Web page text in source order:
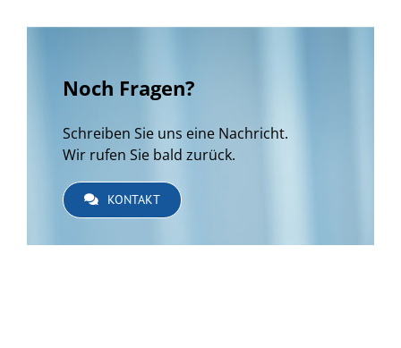
Noch Fragen?
Schreiben Sie uns eine Nachricht.
Wir rufen Sie bald zurück.
KONTAKT